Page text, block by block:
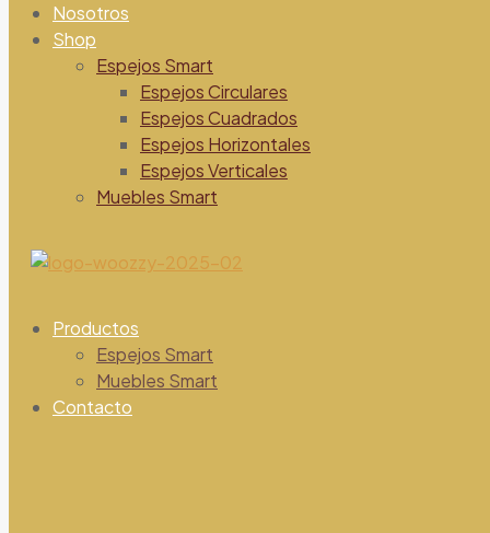
Nosotros
Shop
Espejos Smart
Espejos Circulares
Espejos Cuadrados
Espejos Horizontales
Espejos Verticales
Muebles Smart
Productos
Espejos Smart
Muebles Smart
Contacto